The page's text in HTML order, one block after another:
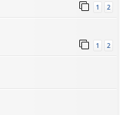
1 2
1 2